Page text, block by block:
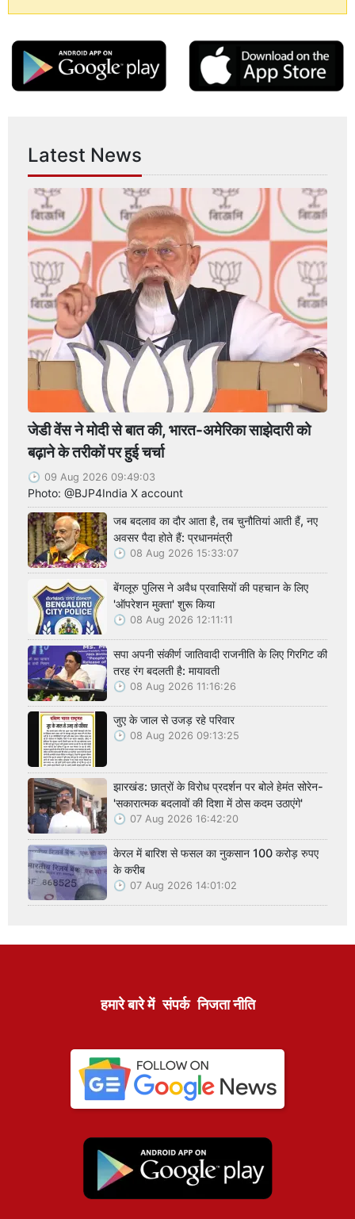
Latest News
जेडी वेंस ने मोदी से बात की, भारत-अमेरिका साझेदारी को
बढ़ाने के तरीकों पर हुई चर्चा
09 Aug 2026 09:49:03
Photo: @BJP4India X account
जब बदलाव का दौर आता है, तब चुनौतियां आती हैं, नए
अवसर पैदा होते हैं: प्रधानमंत्री
08 Aug 2026 15:33:07
बेंगलूरु पुलिस ने अवैध प्रवासियों की पहचान के लिए
'ऑपरेशन मुक्ता' शुरू किया
08 Aug 2026 12:11:11
सपा अपनी संकीर्ण जातिवादी राजनीति के लिए गिरगिट की
तरह रंग बदलती है: मायावती
08 Aug 2026 11:16:26
जुए के जाल से उजड़ रहे परिवार
08 Aug 2026 09:13:25
झारखंड: छात्रों के विरोध प्रदर्शन पर बोले हेमंत सोरेन-
'सकारात्मक बदलावों की दिशा में ठोस कदम उठाएंगे'
07 Aug 2026 16:42:20
केरल में बारिश से फसल का नुकसान 100 करोड़ रुपए
के करीब
07 Aug 2026 14:01:02
हमारे बारे में संपर्क निजता नीति